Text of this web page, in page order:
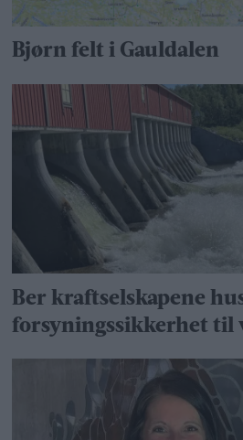
Bjørn felt i Gauldalen
Ber kraftselskapene
forsyningssikkerhet til